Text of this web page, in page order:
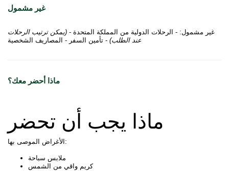
غير مشمول
غير مشمول: - الرحلات الدولية من المملكة المتحدة - (يمكن ترتيب الرحلات
عند الطلب) - تأمين السفر - المصاريف الشخصية
ماذا أحضر معك؟
ماذا يجب أن تحضر
الأغراض الموصى بها:
ملابس سباحة
كريم واقي من الشمس